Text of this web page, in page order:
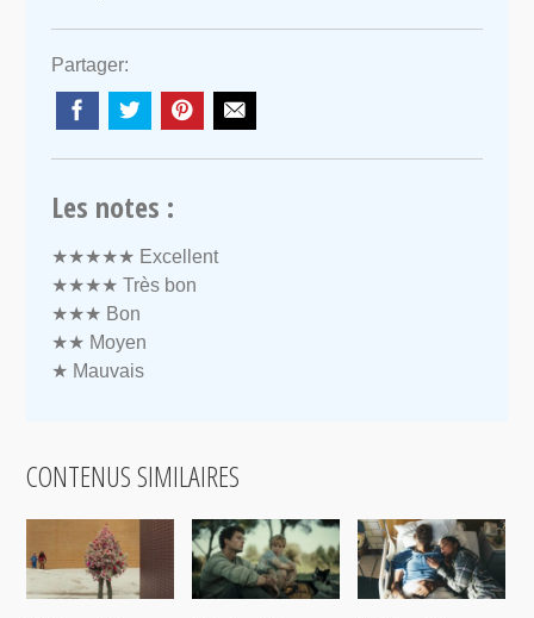
Partager:
Les notes :
★★★★★ Excellent
★★★★ Très bon
★★★ Bon
★★ Moyen
★ Mauvais
CONTENUS SIMILAIRES